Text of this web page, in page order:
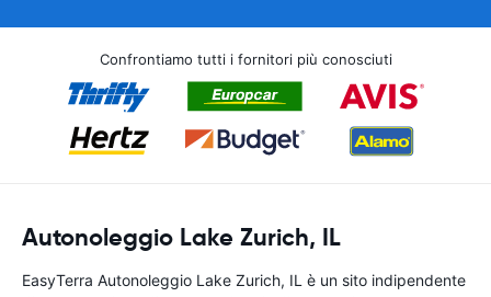
Confrontiamo tutti i fornitori più conosciuti
Autonoleggio Lake Zurich, IL
EasyTerra Autonoleggio Lake Zurich, IL è un sito indipendente